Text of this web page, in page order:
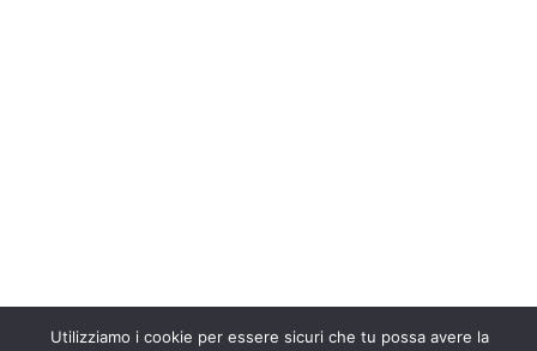
Utilizziamo i cookie per essere sicuri che tu possa avere la